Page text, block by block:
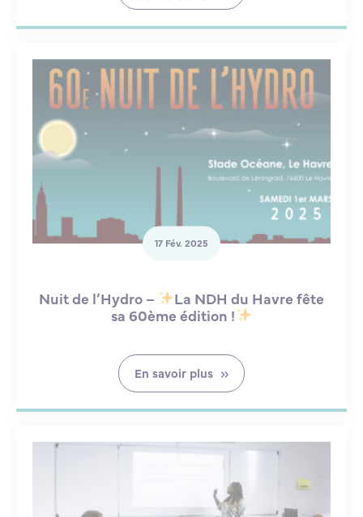
17 Fév. 2025
Nuit de l’Hydro –
La NDH du Havre fête
sa 60ème édition !
En savoir plus